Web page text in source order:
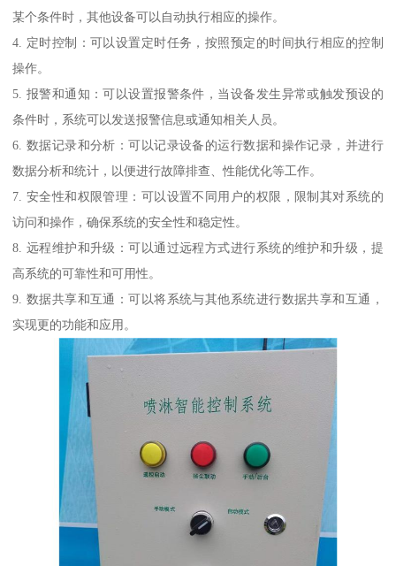
某个条件时，其他设备可以自动执行相应的操作。
4. 定时控制：可以设置定时任务，按照预定的时间执行相应的控制
操作。
5. 报警和通知：可以设置报警条件，当设备发生异常或触发预设的
条件时，系统可以发送报警信息或通知相关人员。
6. 数据记录和分析：可以记录设备的运行数据和操作记录，并进行
数据分析和统计，以便进行故障排查、性能优化等工作。
7. 安全性和权限管理：可以设置不同用户的权限，限制其对系统的
访问和操作，确保系统的安全性和稳定性。
8. 远程维护和升级：可以通过远程方式进行系统的维护和升级，提
高系统的可靠性和可用性。
9. 数据共享和互通：可以将系统与其他系统进行数据共享和互通，
实现更的功能和应用。